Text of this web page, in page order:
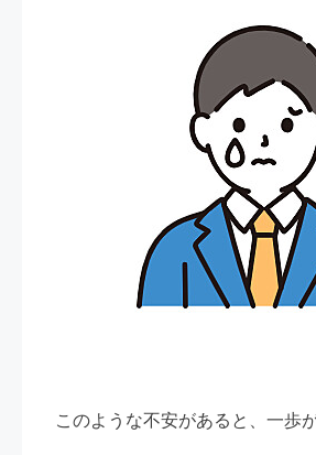
このような不安があると、一歩